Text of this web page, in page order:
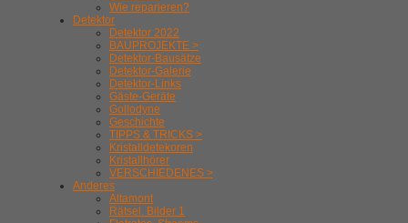
Wie reparieren?
Detektor
Detektor 2022
BAUPROJEKTE >
Detektor-Bausätze
Detektor-Galerie
Detektor-Links
Gäste-Geräte
Gollodyne
Geschichte
TIPPS & TRICKS >
Kristalldetekoren
Kristallhörer
VERSCHIEDENES >
Anderes
Altamont
Rätsel. Bilder 1